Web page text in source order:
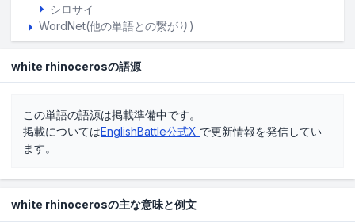
シロサイ
WordNet(他の単語との繋がり)
white rhinocerosの語源
この単語の語源は掲載準備中です。
掲載についてはEnglishBattle公式X で更新情報を発信してい
ます。
white rhinocerosの主な意味と例文